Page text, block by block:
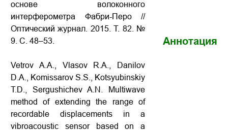
основе волоконного
интерферометра Фабри-Перо //
Оптический журнал. 2015. Т. 82. №
9. С. 48–53.
Vetrov A.A., Vlasov R.A., Danilov
D.A., Komissarov S.S., Kotsyubinskiy
T.D., Sergushichev A.N.
Multiwave
method of extending the range of
recordable displacements in a
vibroacoustic sensor based on a
Аннотация